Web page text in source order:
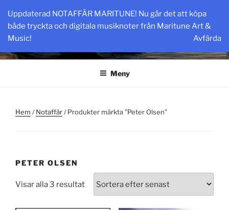
Uppdaterad NOTAFFÄR MARITUNE! Nu går det att köpa
både tryckta och digitala musiknoter från Maritune Art &
Music!
Avfärda
till
innehåll
MARITUNE.COM
Meny
Hem /Notaffär/ Produkter märkta ”Peter Olsen”
PETER OLSEN
Visar alla 3 resultatSortera
efter